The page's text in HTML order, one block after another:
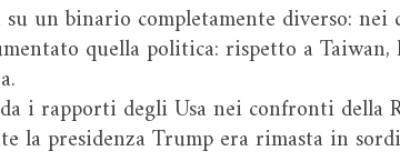
su un binario completamente diverso:
quella politica: rispetto a
i rapporti degli Usa nei confronti della
la presidenza Trump era rimasta in